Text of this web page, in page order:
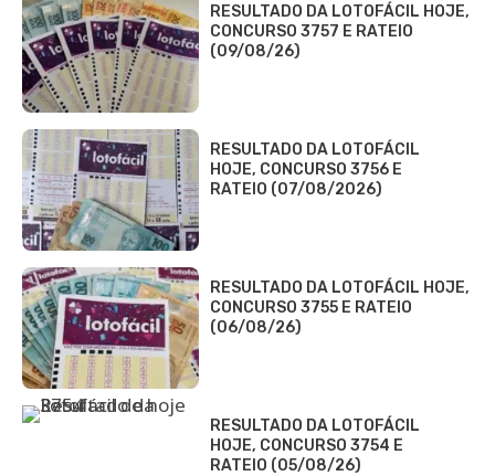
RESULTADO DA LOTOFÁCIL HOJE,
CONCURSO 3757 E RATEIO
(09/08/26)
RESULTADO DA LOTOFÁCIL
HOJE, CONCURSO 3756 E
RATEIO (07/08/2026)
RESULTADO DA LOTOFÁCIL HOJE,
CONCURSO 3755 E RATEIO
(06/08/26)
RESULTADO DA LOTOFÁCIL
HOJE, CONCURSO 3754 E
RATEIO (05/08/26)